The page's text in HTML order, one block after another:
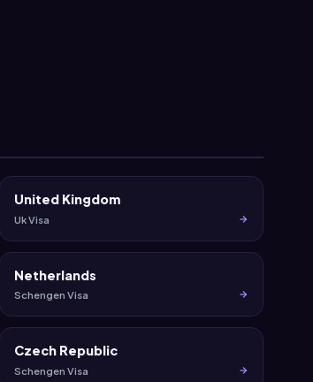
United Kingdom
Uk Visa
Netherlands
Schengen Visa
Czech Republic
Schengen Visa